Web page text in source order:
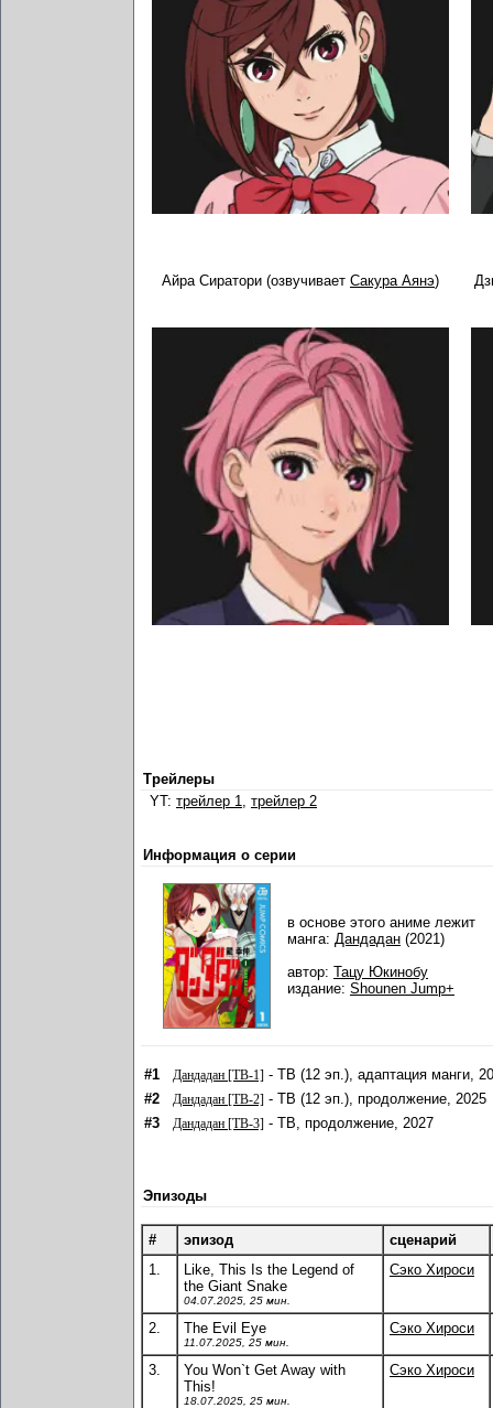
Айра Сиратори (озвучивает Сакура Аянэ)
Трейлеры
YT: трейлер 1, трейлер 2
Информация о серии
в основе этого аниме лежит
манга: Дандадан (2021)
автор: Тацу Юкинобу
издание: Shounen Jump+
#1 Дандадан [ТВ-1] - ТВ (12 эп.), адаптация манги,
#2
Дандадан [ТВ-2] - ТВ (12 эп.), продолжение, 2025
#3
Дандадан [ТВ-3] - ТВ, продолжение, 2027
Эпизоды
# эпизод
сценарий
1.
Like, This Is the Legend of
the Giant Snake
04.07.2025, 25 мин.
Сэко Хироси
2. The Evil Eye
11.07.2025, 25 мин.
Сэко Хироси
3.
You Won`t Get Away with
This!
18.07.2025, 25 мин.
Сэко Хироси